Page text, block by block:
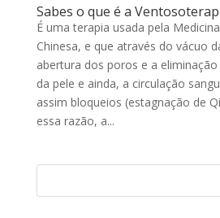
Sabes o que é a
É uma terapia usada pela
Chinesa, e que através do vácuo
abertura dos poros e a
da pele e ainda, a circulação
assim bloqueios (estagnação de
essa razão, a...